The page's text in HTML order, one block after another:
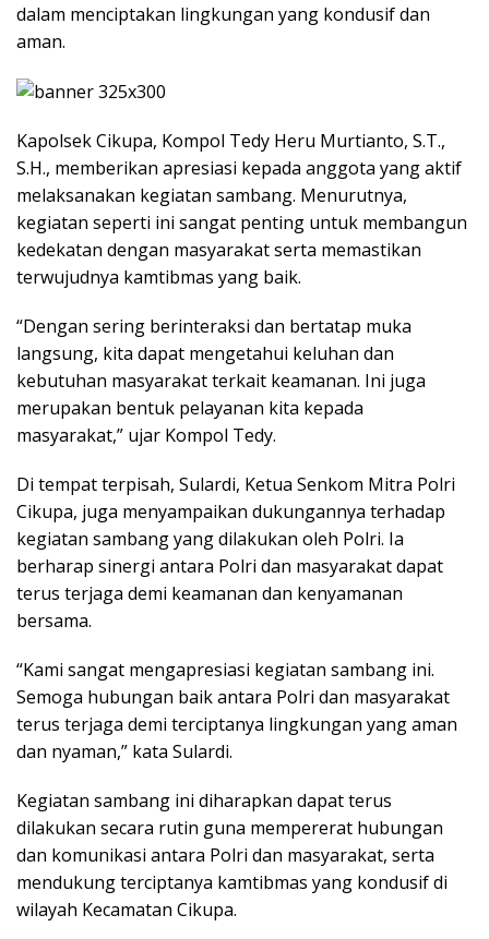
dalam menciptakan lingkungan yang kondusif dan
aman.
Kapolsek Cikupa, Kompol Tedy Heru Murtianto, S.T.,
S.H., memberikan apresiasi kepada anggota yang aktif
melaksanakan kegiatan sambang. Menurutnya,
kegiatan seperti ini sangat penting untuk membangun
kedekatan dengan masyarakat serta memastikan
terwujudnya kamtibmas yang baik.
“Dengan sering berinteraksi dan bertatap muka
langsung, kita dapat mengetahui keluhan dan
kebutuhan masyarakat terkait keamanan. Ini juga
merupakan bentuk pelayanan kita kepada
masyarakat,” ujar Kompol Tedy.
Di tempat terpisah, Sulardi, Ketua Senkom Mitra Polri
Cikupa, juga menyampaikan dukungannya terhadap
kegiatan sambang yang dilakukan oleh Polri. Ia
berharap sinergi antara Polri dan masyarakat dapat
terus terjaga demi keamanan dan kenyamanan
bersama.
“Kami sangat mengapresiasi kegiatan sambang ini.
Semoga hubungan baik antara Polri dan masyarakat
terus terjaga demi terciptanya lingkungan yang aman
dan nyaman,” kata Sulardi.
Kegiatan sambang ini diharapkan dapat terus
dilakukan secara rutin guna mempererat hubungan
dan komunikasi antara Polri dan masyarakat, serta
mendukung terciptanya kamtibmas yang kondusif di
wilayah Kecamatan Cikupa.